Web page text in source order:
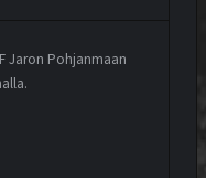
Jaron Pohjanmaan